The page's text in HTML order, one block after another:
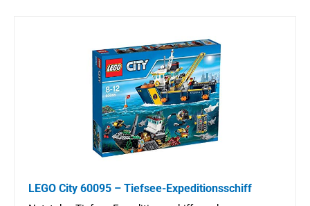
LEGO City 60095 – Tiefsee-Expeditionsschiff